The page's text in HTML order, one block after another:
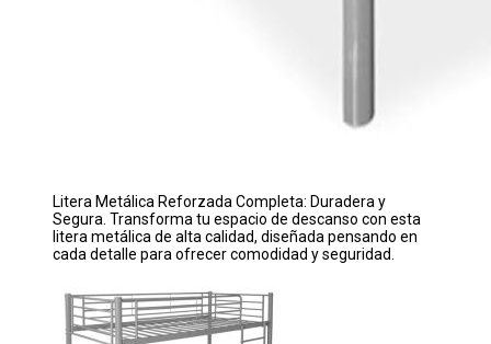
Litera Metálica Reforzada Completa: Duradera y
Segura. Transforma tu espacio de descanso con esta
litera metálica de alta calidad, diseñada pensando en
cada detalle para ofrecer comodidad y seguridad.